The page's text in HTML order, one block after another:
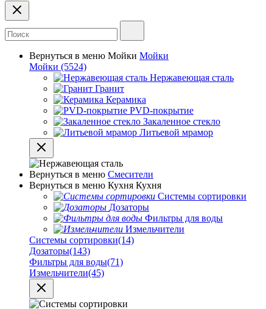
Вернуться в меню Мойки Мойки
Мойки (5524)
Нержавеющая сталь
Гранит
Керамика
PVD-покрытие
Закаленное стекло
Литьевой мрамор
Вернуться в меню Смесители
Вернуться в меню Кухня Кухня
Системы сортировки
Дозаторы
Фильтры для воды
Измельчители
Системы сортировки(14)
Дозаторы(143)
Фильтры для воды(71)
Измельчители(45)